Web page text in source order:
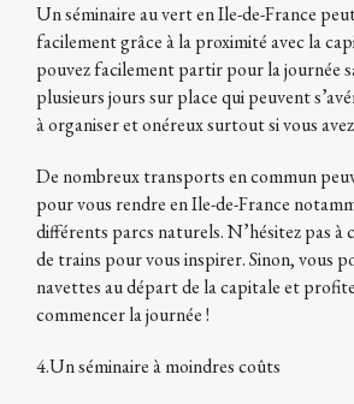
Un séminaire au vert en Ile-de-France
facilement grâce à la proximité avec la
pouvez facilement partir pour la journée
plusieurs jours sur place qui peuvent
à organiser et onéreux surtout si vous
De nombreux transports en commun
pour vous rendre en Ile-de-France
différents parcs naturels. N’hésitez pas à
de trains pour vous inspirer. Sinon, vous
navettes au départ de la capitale et
commencer la journée !
4.Un séminaire à moindres coûts